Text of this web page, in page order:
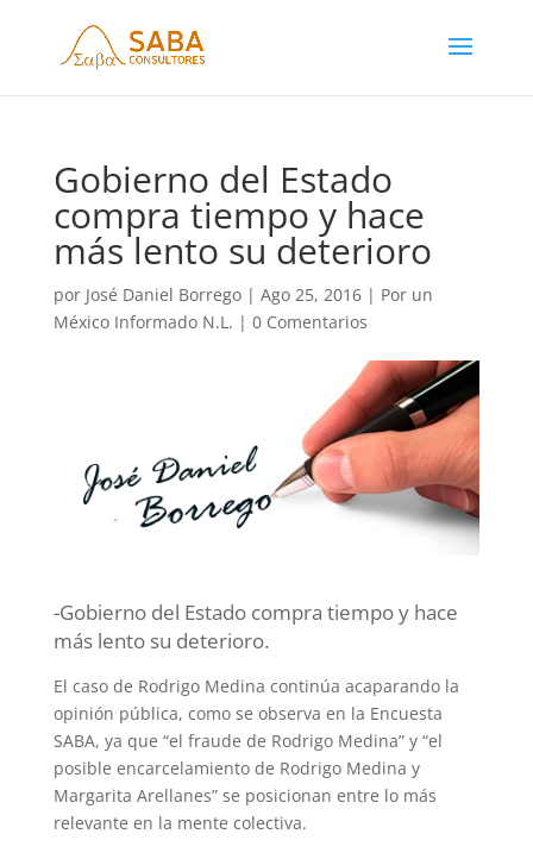
Gobierno del Estado
compra tiempo y hace
más lento su deterioro
por José Daniel Borrego| Ago 25, 2016| Por un
México Informado N.L. | 0 Comentarios
-Gobierno del Estado compra tiempo y hace
más lento su deterioro.
El caso de Rodrigo Medina continúa acaparando la
opinión pública, como se observa en la Encuesta
SABA, ya que “el fraude de Rodrigo Medina” y “el
posible encarcelamiento de Rodrigo Medina y
Margarita Arellanes” se posicionan entre lo más
relevante en la mente colectiva.